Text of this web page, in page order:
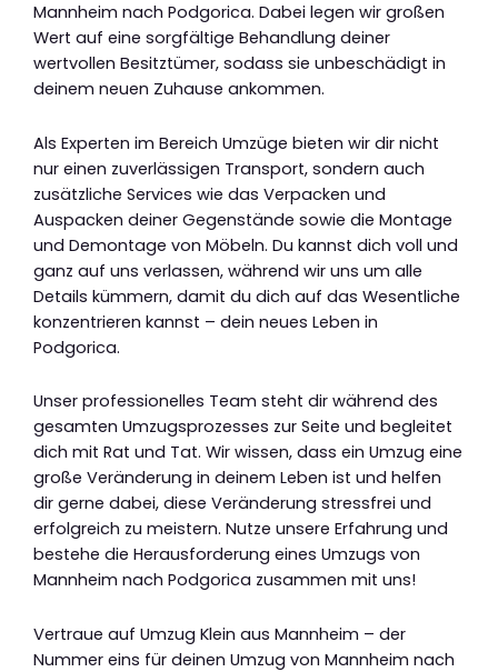
Mannheim nach Podgorica. Dabei legen wir großen
Wert auf eine sorgfältige Behandlung deiner
wertvollen Besitztümer, sodass sie unbeschädigt in
deinem neuen Zuhause ankommen.
Als Experten im Bereich Umzüge bieten wir dir nicht
nur einen zuverlässigen Transport, sondern auch
zusätzliche Services wie das Verpacken und
Auspacken deiner Gegenstände sowie die Montage
und Demontage von Möbeln. Du kannst dich voll und
ganz auf uns verlassen, während wir uns um alle
Details kümmern, damit du dich auf das Wesentliche
konzentrieren kannst – dein neues Leben in
Podgorica.
Unser professionelles Team steht dir während des
gesamten Umzugsprozesses zur Seite und begleitet
dich mit Rat und Tat. Wir wissen, dass ein Umzug eine
große Veränderung in deinem Leben ist und helfen
dir gerne dabei, diese Veränderung stressfrei und
erfolgreich zu meistern. Nutze unsere Erfahrung und
bestehe die Herausforderung eines Umzugs von
Mannheim nach Podgorica zusammen mit uns!
Vertraue auf Umzug Klein aus Mannheim – der
Nummer eins für deinen Umzug von Mannheim nach